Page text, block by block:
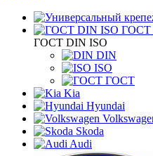
ГОСТ
ГОСТ DIN ISO
DIN
ISO
ГОСТ
Kia
Hyundai
Skoda
Audi